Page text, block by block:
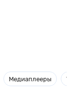
Медиаплееры